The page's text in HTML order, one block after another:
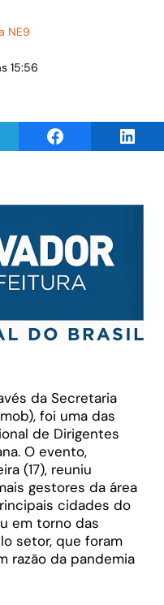
NE9
15:56
on TelegramShare on Facebook
da Secretaria
foi uma das
de Dirigentes
O evento,
(17), reuniu
gestores da área
cidades do
em torno das
setor, que foram
razão da pandemia